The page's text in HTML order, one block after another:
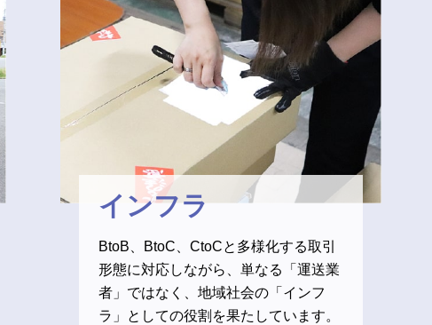
インフラ
BtoB、BtoC、CtoCと多様化する取引
形態に対応しながら、単なる「運送業
者」ではなく、地域社会の「インフ
ラ」としての役割を果たしています。